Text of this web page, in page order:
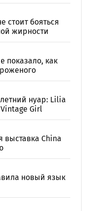
стоит бояться
жирности
показало, как
нуар: Lilia
Girl
выставка China
новый язык